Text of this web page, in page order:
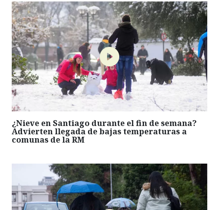
¿Nieve en Santiago durante el fin de semana?
Advierten llegada de bajas temperaturas a
comunas de la RM